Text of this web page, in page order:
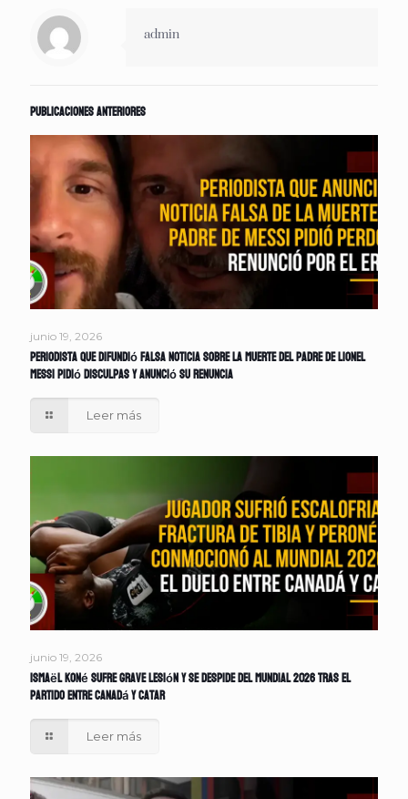
admin
Publicaciones anteriores
junio 19, 2026
Periodista que difundió falsa noticia sobre la muerte del padre de Lionel
Messi pidió disculpas y anunció su renuncia
Leer más
junio 19, 2026
Ismaël Koné sufre grave lesión y se despide del Mundial 2026 tras el
partido entre Canadá y Catar
Leer más